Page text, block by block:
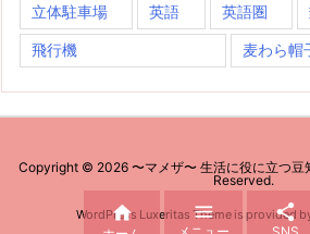
立体駐車場 英語 英語圏
飛行機 麦わら帽
Copyright © 2026 〜マメザ〜 生活に役に立つ豆
Reserved.
WordPress Luxeritas Theme is provided
 
メニュー

SNS